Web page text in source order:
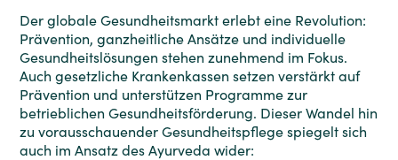
Der globale Gesundheitsmarkt erlebt eine Revolution:
Prävention, ganzheitliche Ansätze und individuelle
Gesundheitslösungen stehen zunehmend im Fokus.
Auch gesetzliche Krankenkassen setzen verstärkt auf
Prävention und unterstützen Programme zur
betrieblichen Gesundheitsförderung. Dieser Wandel hin
zu vorausschauender Gesundheitspflege spiegelt sich
auch im Ansatz des Ayurveda wider: